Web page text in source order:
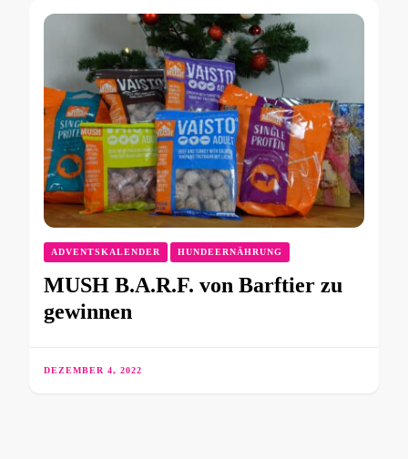
ADVENTSKALENDER HUNDEERNÄHRUNG
MUSH B.A.R.F. von Barftier zu
gewinnen
DEZEMBER 4, 2022